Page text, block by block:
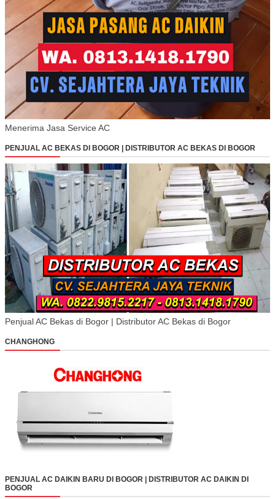
Menerima Jasa Service AC
PENJUAL AC BEKAS DI BOGOR | DISTRIBUTOR AC BEKAS DI BOGOR
Penjual AC Bekas di Bogor | Distributor AC Bekas di Bogor
CHANGHONG
PENJUAL AC DAIKIN BARU DI BOGOR | DISTRIBUTOR AC DAIKIN DI
BOGOR